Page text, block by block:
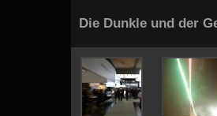
Die Dunkle und der